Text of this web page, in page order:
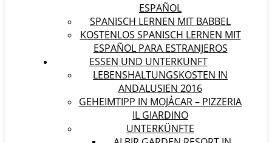
ESPAÑOL
SPANISCH LERNEN MIT BABBEL
KOSTENLOS SPANISCH LERNEN MIT
ESPAÑOL PARA ESTRANJEROS
ESSEN UND UNTERKUNFT
LEBENSHALTUNGSKOSTEN IN
ANDALUSIEN 2016
GEHEIMTIPP IN MOJÁCAR – PIZZERIA
IL GIARDINO
UNTERKÜNFTE